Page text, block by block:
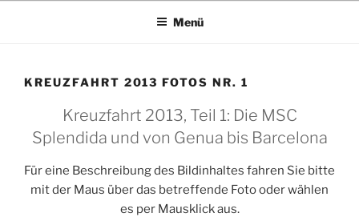
Menü
KREUZFAHRT 2013 FOTOS NR. 1
Kreuzfahrt 2013, Teil 1: Die MSC
Splendida und von Genua bis Barcelona
Für eine Beschreibung des Bildinhaltes fahren Sie bitte
mit der Maus über das betreffende Foto oder wählen
es per Mausklick aus.